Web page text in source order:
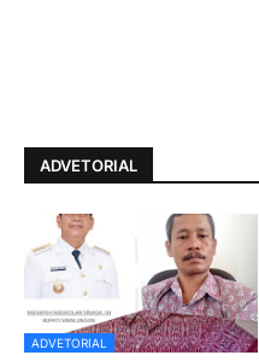
ADVETORIAL
ADVETORIAL